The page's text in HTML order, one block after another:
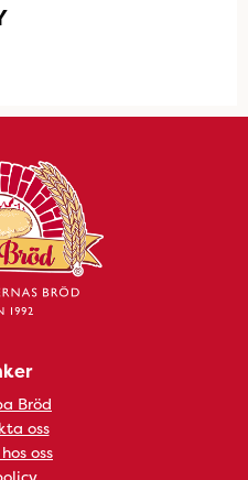
Bröd
oss
oss